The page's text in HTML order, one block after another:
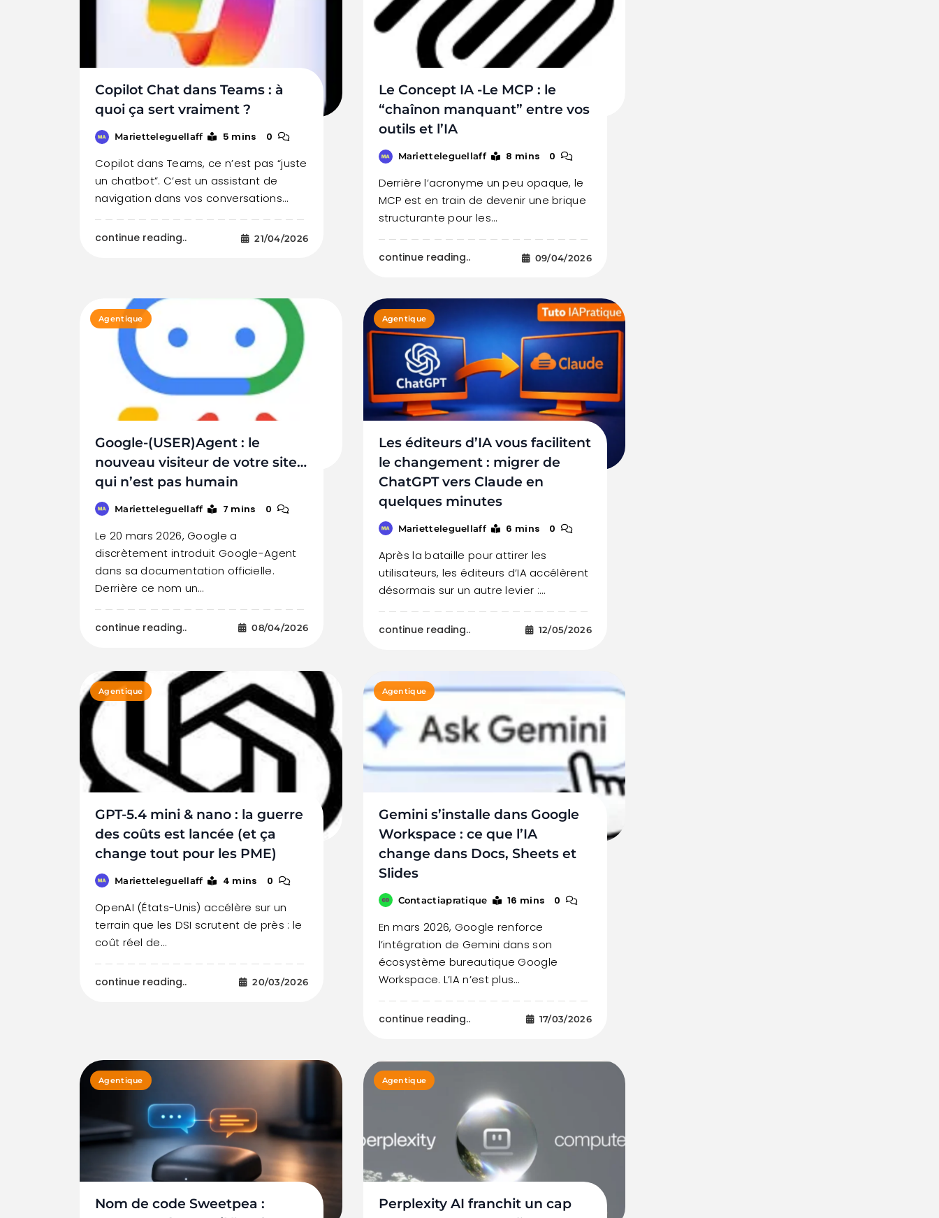
Copilot Chat dans Teams : à
quoi ça sert vraiment ?
Marietteleguellaff 5 mins 0
Copilot dans Teams, ce n’est pas “juste
un chatbot”. C’est un assistant de
navigation dans vos conversations…
continue reading.. 21/04/2026
Le Concept IA -Le MCP : le
“chaînon manquant” entre vos
outils et l’IA
Marietteleguellaff 8 mins 0
Derrière l’acronyme un peu opaque, le
MCP est en train de devenir une brique
structurante pour les…
continue reading.. 09/04/2026
Agentique
Google-(USER)Agent : le
nouveau visiteur de votre site…
qui n’est pas humain
Marietteleguellaff 7 mins 0
Le 20 mars 2026, Google a
discrètement introduit Google-Agent
dans sa documentation officielle.
Derrière ce nom un…
continue reading.. 08/04/2026
Agentique
Les éditeurs d’IA vous facilitent
le changement : migrer de
ChatGPT vers Claude en
quelques minutes
Marietteleguellaff 6 mins 0
Après la bataille pour attirer les
utilisateurs, les éditeurs d’IA accélèrent
désormais sur un autre levier :…
continue reading.. 12/05/2026
Agentique
GPT-5.4 mini & nano : la guerre
des coûts est lancée (et ça
change tout pour les PME)
Marietteleguellaff 4 mins 0
OpenAI (États-Unis) accélère sur un
terrain que les DSI scrutent de près : le
coût réel de…
continue reading.. 20/03/2026
Agentique
Gemini s’installe dans Google
Workspace : ce que l’IA
change dans Docs, Sheets et
Slides
Contactiapratique 16 mins 0
En mars 2026, Google renforce
l’intégration de Gemini dans son
écosystème bureautique Google
Workspace. L’IA n’est plus…
continue reading.. 17/03/2026
Agentique
Nom de code Sweetpea :
Agentique
Perplexity AI franchit un cap